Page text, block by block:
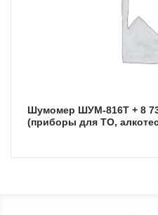
Шумомер ШУМ-816Т + 8 730 руб. в ПОДАРОК
(приборы для ТО,